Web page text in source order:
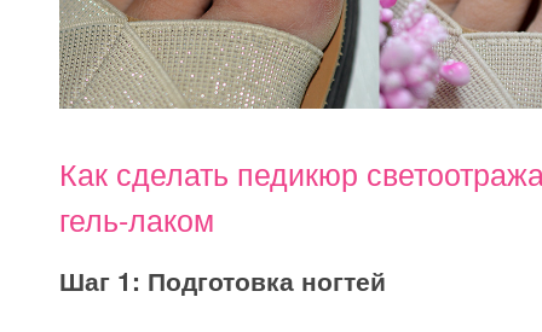
Как сделать педикюр
гель-лаком
Шаг 1: Подготовка ногтей